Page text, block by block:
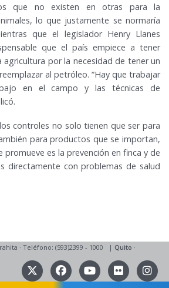
que no existen en otras para la
lo que justamente se normaría
que el legislador Henry Llanes
que el país empiece a tener
agricultura por la necesidad de tener un
al petróleo. “Hay que trabajar
en el campo y las técnicas de
controles no solo tienen que ser para
para productos que se importan,
promueve es la prevención en finca y de
directamente con problemas de salud
· Teléfono: (593)2399 - 1000 | Quito ·